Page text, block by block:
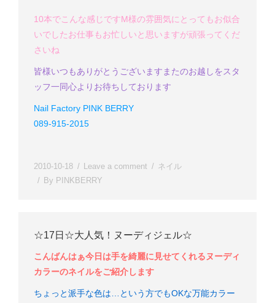
10本でこんな感じですM様の雰囲気にとってもお似合
いでしたお仕事もお忙しいと思いますが頑張ってくだ
さいね
皆様いつもありがとうございます またのお越しをスタ
ッフ一同心よりお待ちしております
Nail Factory PINK BERRY
089-915-2015
2010-10-18 Leave a comment
ネイル
By PINKBERRY
☆17日☆大人気！ヌーディジェル☆
こんばんはぁ今日は手を綺麗に見せてくれるヌーディ
カラーのネイルをご紹介します
ちょっと派手な色は…という方でもOKな万能カラー